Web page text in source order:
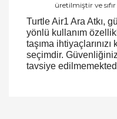
üretilmiştir ve
Turtle Air1 Ara Atkı,
yönlü kullanım
taşıma
seçimdir.
tavsiye